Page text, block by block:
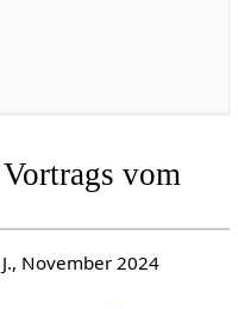
vom
November 2024